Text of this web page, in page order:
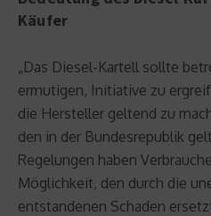
Käufer
„Das Diesel-Kartell sollte
ermutigen, Initiative zu
die Hersteller geltend zu
den in der Bundesrepublik
Regelungen haben
Möglichkeit, den durch die
entstandenen Schaden